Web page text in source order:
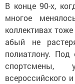
В конце 90-х,
многое
коллективах
абый не
полиатлону.
спортсмены,
всероссийского